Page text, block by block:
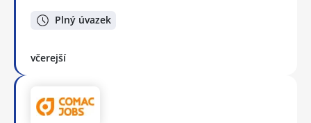
Plný úvazek
včerejší